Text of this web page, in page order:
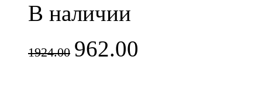
В наличии
1924.00 962.00